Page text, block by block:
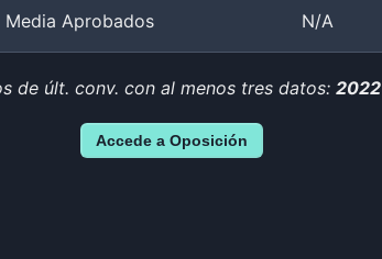
Media Aprobados
N/A
de últ. conv. con al menos tres datos: 2022
Accede a Oposición